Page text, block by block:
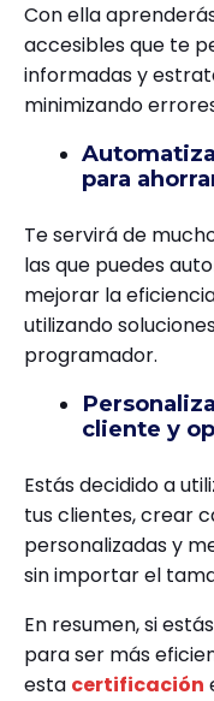
Con ella
accesibles que te
informadas y
minimizando
para
Te servirá de
las que puedes
mejorar la
utilizando
programador.
cliente y
Estás decidido a
tus clientes, crear
personalizadas y
sin importar el
En resumen, si
para ser más
esta certificación